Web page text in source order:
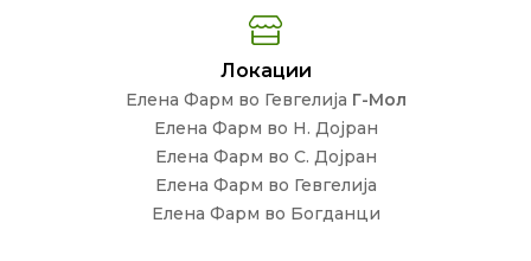
Локации
Елена Фарм во Гевгелија Г-Мол
Елена Фарм во Н. Дојран
Елена Фарм во С. Дојран
Елена Фарм во Гевгелија
Елена Фарм во Богданци